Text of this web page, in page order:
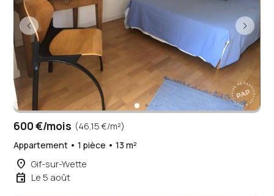
600 €/mois (46,15 €/m²)
Appartement • 1 pièce • 13 m²
place Gif-sur-Yvette
event Le 5 août